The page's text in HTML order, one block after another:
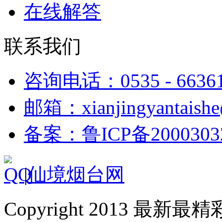
在线解答
联系我们
咨询电话：0535 -
邮箱：
备案：鲁ICP备
|仙境烟台网
Copyright 2013 最新最